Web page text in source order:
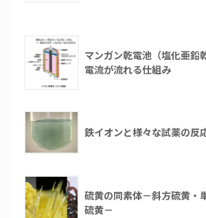
マンガン乾電池（塩化亜鉛
電流が流れる仕組み
鉄イオンと様々な試薬の反
硫黄の同素体－斜方硫黄・
硫黄－